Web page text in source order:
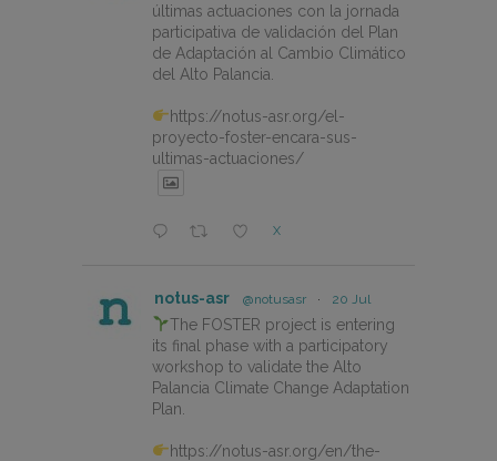
últimas actuaciones con la jornada
participativa de validación del Plan
de Adaptación al Cambio Climático
del Alto Palancia.
https://notus-asr.org/el-
proyecto-foster-encara-sus-
ultimas-actuaciones/
X
notus-asr @notusasr · 20 Jul
The FOSTER project is entering
its final phase with a participatory
workshop to validate the Alto
Palancia Climate Change Adaptation
Plan.
https://notus-asr.org/en/the-